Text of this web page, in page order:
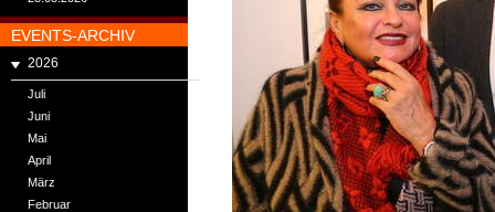
EVENTS-ARCHIV
2026
Juli
Juni
Mai
April
März
Februar